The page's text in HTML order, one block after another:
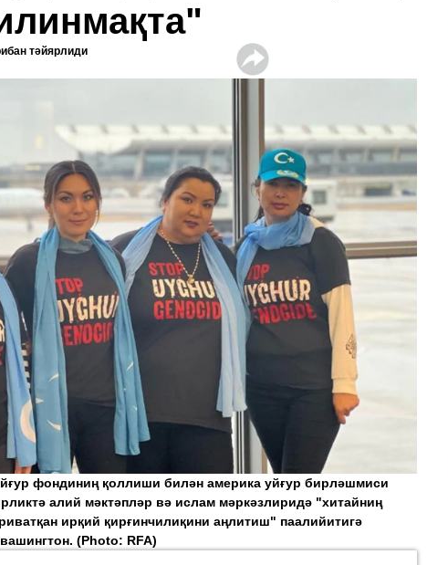
тәйярлиди
фондиниң қоллиши билән америка уйғур бирләшмиси
алий мәктәпләр вә ислам мәркәзлиридә "хитайниң
ирқий қирғинчилиқини аңлитиш" паалийитигә
(Photo: RFA)